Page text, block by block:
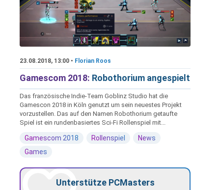
23.08.2018, 13:00 • Florian Roos
Gamescom 2018: Robothorium angespielt
Das französische Indie-Team Goblinz Studio hat die
Gamescon 2018 in Köln genutzt um sein neuestes Projekt
vorzustellen. Das auf den Namen Robothorium getaufte
Spiel ist ein rundenbasiertes Sci-Fi Rollenspiel mit...
Gamescom 2018 Rollenspiel
News
Games
Unterstütze PCMasters